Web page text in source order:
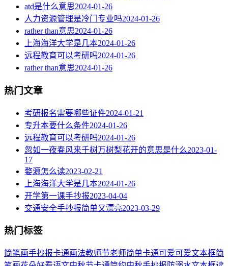
atd是什么意思2024-01-26
人力资源管理是冷门专业吗2024-01-26
rather than意思2024-01-26
上海海洋大学是几本2024-01-26
远程教育可以考研吗2024-01-26
rather than意思2024-01-26
热门文章
考研报名需要哪些证件2024-01-21
专升本要什么条件2024-01-26
远程教育可以考研吗2024-01-26
忽如一夜春风来千树万树梨花开的意思是什么2023-01-
17
婺源怎么读2023-02-21
上海海洋大学是几本2024-01-26
开学第一课手抄报2023-04-04
交通安全手抄报简单又漂亮2023-03-29
热门标签
简笔画手抄报卡通画法教师节老师简单卡通可爱可爱文本框简